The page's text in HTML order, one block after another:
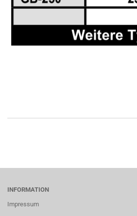
INFORMATION
Impressum